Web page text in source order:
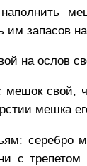
запасов
на ослов
мешок свой,
мешка
с трепетом